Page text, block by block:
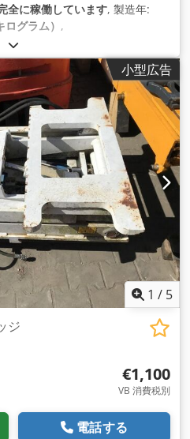
全に稼働しています, 製造年:
グラム） ,
小型広告
1 / 5
ジ
€1,100
VB 消費税別
電話する